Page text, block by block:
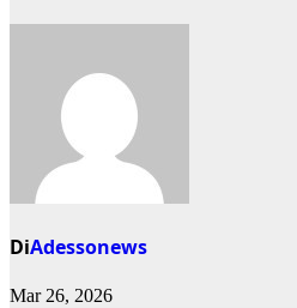
DiAdessonews
Mar 26, 2026